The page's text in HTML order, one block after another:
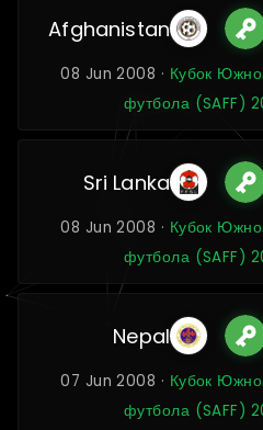
Afghanistan
08 Jun 2008 · Кубок
футбола (SAFF)
Sri Lanka
08 Jun 2008 · Кубок
футбола (SAFF)
Nepal
07 Jun 2008 · Кубок
футбола (SAFF)